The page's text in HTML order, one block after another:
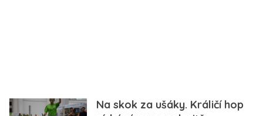
Na skok za ušáky. Králičí hop